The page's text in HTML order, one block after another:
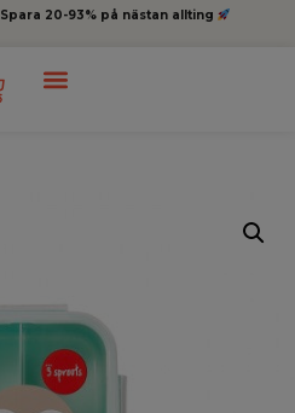
Spara 20-93% på nästan allting